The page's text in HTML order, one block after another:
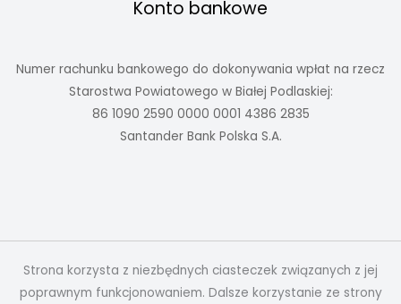
Konto bankowe
Numer rachunku bankowego do dokonywania wpłat na rzecz
Starostwa Powiatowego w Białej Podlaskiej:
86 1090 2590 0000 0001 4386 2835
Santander Bank Polska S.A.
Strona korzysta z niezbędnych ciasteczek związanych z jej
poprawnym funkcjonowaniem. Dalsze korzystanie ze strony